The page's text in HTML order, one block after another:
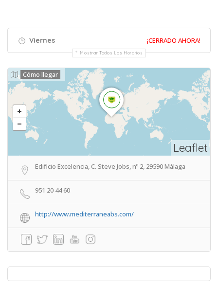
Viernes ¡CERRADO AHORA!
Mostrar Todos Los Horarios
Leaflet
Cómo llegar
Edificio Excelencia, C. Steve Jobs, nº 2, 29590 Málaga
951 20 44 60
http://www.mediterraneabs.com/